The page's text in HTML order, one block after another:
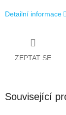
Detailní informace
ZEPTAT SE
Související